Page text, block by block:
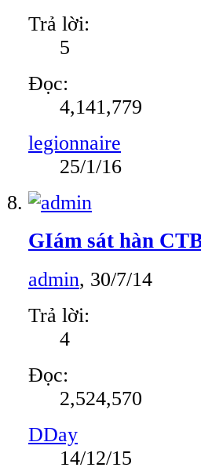
Trả lời:
5
Đọc:
4,141,779
legionnaire
25/1/16
GIám sát hàn
admin, 30/7/14
Trả lời:
4
Đọc:
2,524,570
DDay
14/12/15